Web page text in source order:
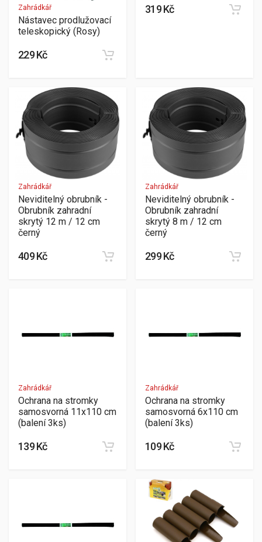
Zahrádkář
Nástavec prodlužovací
teleskopický (Rosy)
229 Kč
319 Kč
Zahrádkář
Neviditelný obrubník -
Obrubník zahradní
skrytý 12 m / 12 cm
černý
409 Kč
Zahrádkář
Neviditelný obrubník -
Obrubník zahradní
skrytý 8 m / 12 cm
černý
299 Kč
Zahrádkář
Ochrana na stromky
samosvorná 11x110 cm
(balení 3ks)
139 Kč
Zahrádkář
Ochrana na stromky
samosvorná 6x110 cm
(balení 3ks)
109 Kč